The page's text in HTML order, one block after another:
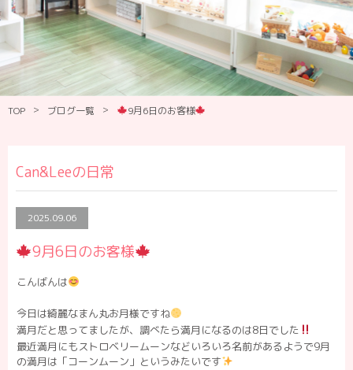
TOP > ブログ一覧 > 9月6日のお客様
Can&Leeの日常
2025.09.06
9月6日のお客様
こんばんは
今日は綺麗なまん丸お月様ですね
満月だと思ってましたが、調べたら満月になるのは8日でした
最近満月にもストロベリームーンなどいろいろ名前があるようで9月
の満月は「コーンムーン」というみたいです